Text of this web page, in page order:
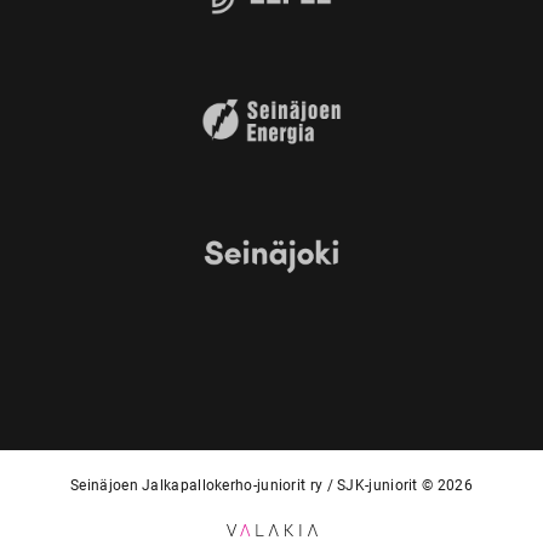
Seinäjoen Jalkapallokerho-juniorit ry / SJK-juniorit © 2026